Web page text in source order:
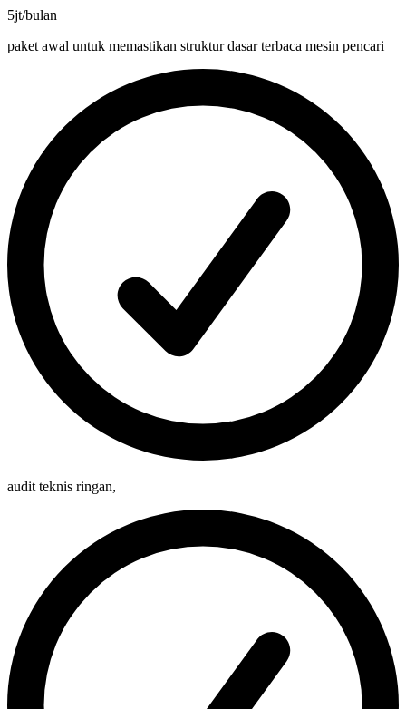
5jt/bulan
paket awal untuk memastikan struktur dasar terbaca mesin pencari
audit teknis ringan,